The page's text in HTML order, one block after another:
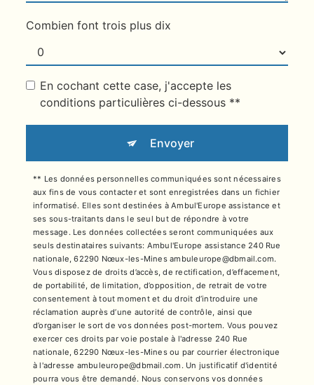
Combien font trois plus dix
En cochant cette case, j'accepte les
conditions particulières ci-dessous **
Envoyer
** Les données personnelles communiquées sont nécessaires
aux fins de vous contacter et sont enregistrées dans un fichier
informatisé. Elles sont destinées à Ambul'Europe assistance et
ses sous-traitants dans le seul but de répondre à votre
message. Les données collectées seront communiquées aux
seuls destinataires suivants: Ambul'Europe assistance 240 Rue
nationale, 62290 Nœux-les-Mines ambuleurope@dbmail.com.
Vous disposez de droits d’accès, de rectification, d’effacement,
de portabilité, de limitation, d’opposition, de retrait de votre
consentement à tout moment et du droit d’introduire une
réclamation auprès d’une autorité de contrôle, ainsi que
d’organiser le sort de vos données post-mortem. Vous pouvez
exercer ces droits par voie postale à l'adresse 240 Rue
nationale, 62290 Nœux-les-Mines ou par courrier électronique
à l'adresse ambuleurope@dbmail.com. Un justificatif d'identité
pourra vous être demandé. Nous conservons vos données